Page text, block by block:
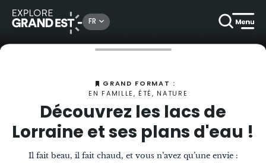
FR
Magazine Découvrez les lacs de Lorraine et ses plans d'eau !
GRAND FORMAT :
EN FAMILLE, ÉTÉ, NATURE
Découvrez les lacs de
Lorraine et ses plans d'eau !
Il fait beau, il fait chaud, et vous n’avez qu’une envie :